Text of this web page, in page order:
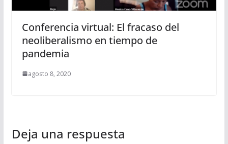
Conferencia virtual: El fracaso del
neoliberalismo en tiempo de
pandemia
agosto 8, 2020
Deja una respuesta